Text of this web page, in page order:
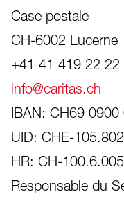
Case postale
CH-6002 Lucerne
+41 41 419 22 22
info@caritas.ch
IBAN: CH69
UID: CHE-
HR: CH-
Responsable du